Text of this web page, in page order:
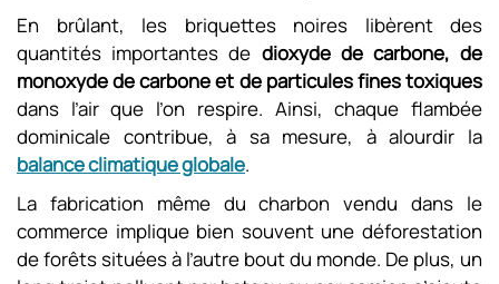
En brûlant, les briquettes noires libèrent des
quantités importantes de dioxyde de carbone, de
monoxyde de carbone et de particules fines toxiques
dans l’air que l’on respire. Ainsi, chaque flambée
dominicale contribue, à sa mesure, à alourdir la
balance climatique globale.
La fabrication même du charbon vendu dans le
commerce implique bien souvent une déforestation
de forêts situées à l’autre bout du monde. De plus, un